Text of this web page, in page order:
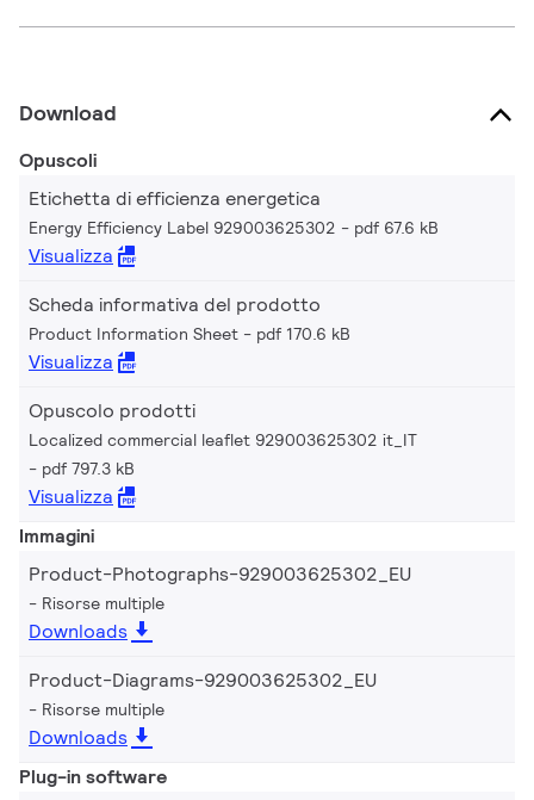
Download
Opuscoli
Etichetta di efficienza energetica
Energy Efficiency Label 929003625302 pdf 67.6 kB
Visualizza
Scheda informativa del prodotto
Product Information Sheet pdf 170.6 kB
Visualizza
Opuscolo prodotti
Localized commercial leaflet 929003625302 it_IT
pdf 797.3 kB
Visualizza
Immagini
Product-Photographs-929003625302_EU
Risorse multiple
Downloads
Product-Diagrams-929003625302_EU
Risorse multiple
Downloads
Plug-in software